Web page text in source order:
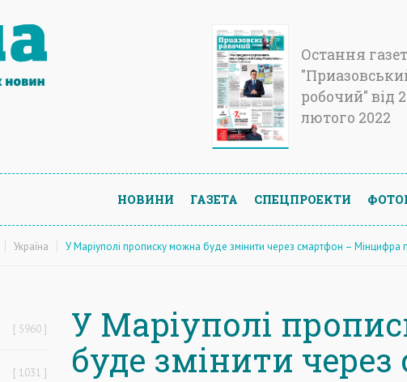
Остання
робочий" від
лютого 2022
НОВИНИ ГАЗЕТА СПЕЦПРОЕКТИ
Україна У Маріуполі прописку можна буде змінити через смартфон – Мінцифра
5960
1031
У Маріуполі
буде змінити